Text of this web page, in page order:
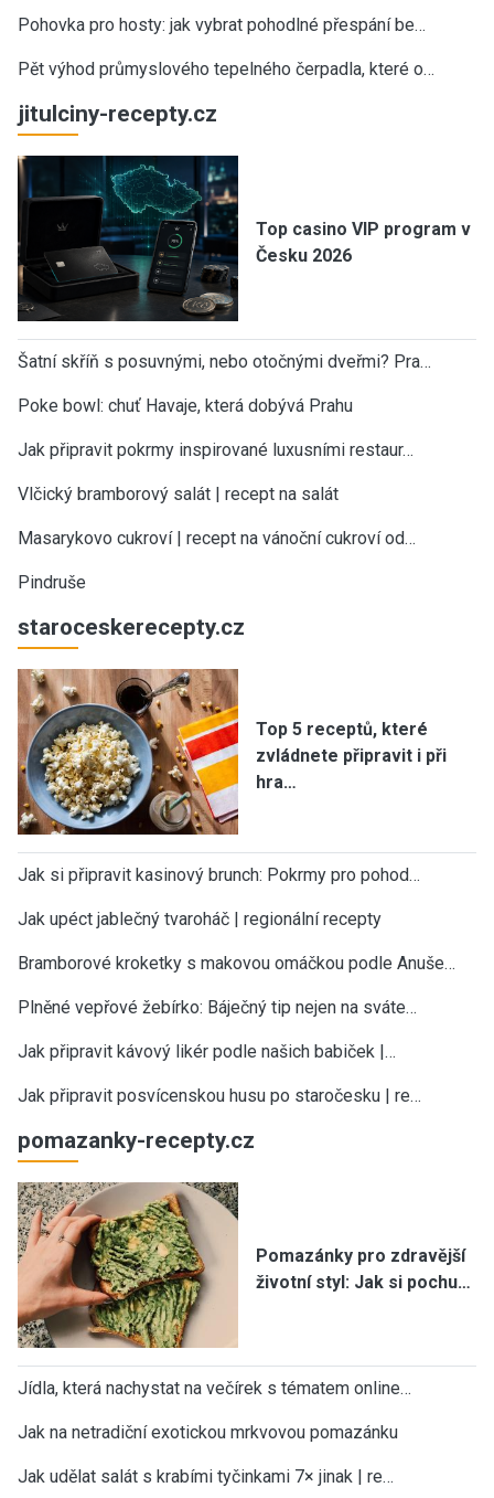
Pohovka pro hosty: jak vybrat pohodlné přespání be…
Pět výhod průmyslového tepelného čerpadla, které o…
jitulciny-recepty.cz
Top casino VIP program v
Česku 2026
Šatní skříň s posuvnými, nebo otočnými dveřmi? Pra…
Poke bowl: chuť Havaje, která dobývá Prahu
Jak připravit pokrmy inspirované luxusními restaur…
Vlčický bramborový salát | recept na salát
Masarykovo cukroví | recept na vánoční cukroví od…
Pindruše
staroceskerecepty.cz
Top 5 receptů, které
zvládnete připravit i při
hra…
Jak si připravit kasinový brunch: Pokrmy pro pohod…
Jak upéct jablečný tvaroháč | regionální recepty
Bramborové kroketky s makovou omáčkou podle Anuše…
Plněné vepřové žebírko: Báječný tip nejen na sváte…
Jak připravit kávový likér podle našich babiček |…
Jak připravit posvícenskou husu po staročesku | re…
pomazanky-recepty.cz
Pomazánky pro zdravější
životní styl: Jak si pochu…
Jídla, která nachystat na večírek s tématem online…
Jak na netradiční exotickou mrkvovou pomazánku
Jak udělat salát s krabími tyčinkami 7× jinak | re…